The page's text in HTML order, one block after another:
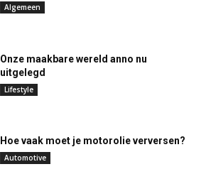
Algemeen
Onze maakbare wereld anno nu
uitgelegd
Lifestyle
Hoe vaak moet je motorolie verversen?
Automotive